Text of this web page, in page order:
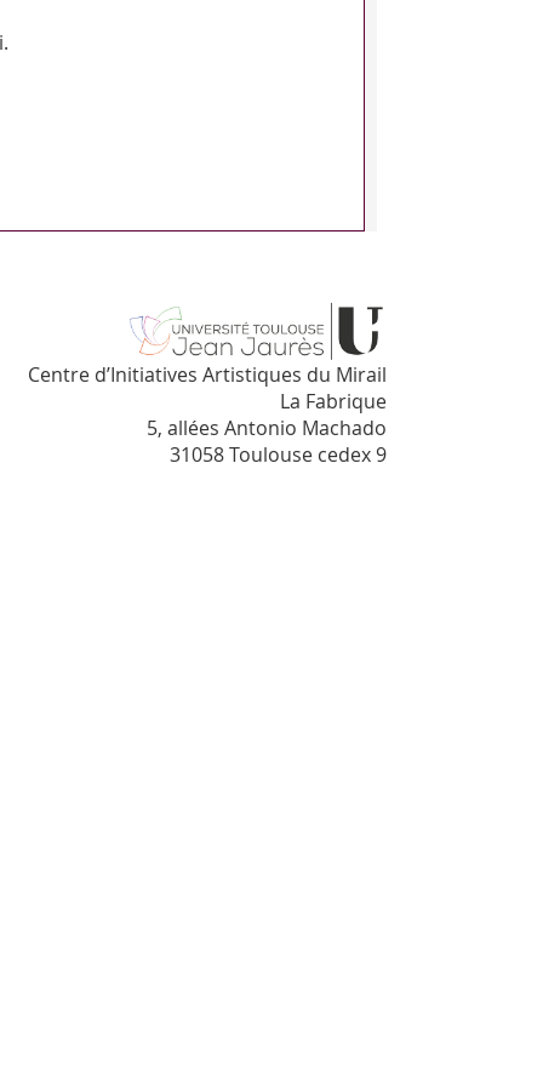
Centre d’Initiatives Artistiques du Mirail
La Fabrique
5, allées Antonio Machado
31058 Toulouse cedex 9